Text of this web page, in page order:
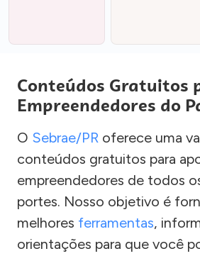
Conteúdos Gratuitos
Empreendedores do
O Sebrae/PR oferece uma
conteúdos gratuitos para
empreendedores de todos
portes. Nosso objetivo é
melhores ferramentas,
orientações para que você